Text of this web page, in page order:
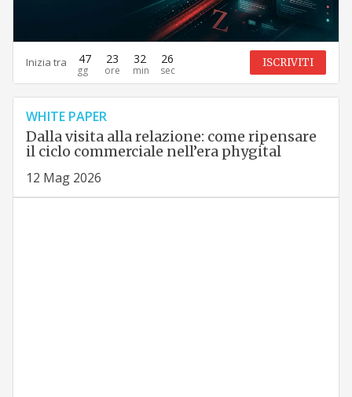
Inizia tra 47 23 32 25 ISCRIVITI
WHITE PAPER
Dalla visita alla relazione: come ripensare
il ciclo commerciale nell’era phygital
12 Mag 2026